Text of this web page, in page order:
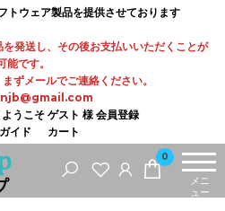
トウェア製品を提供させております
発送し、その後お支払いいただくことが
能です。
ずメールでご連絡ください。
ようこそ ゲスト 様 会員登録
イド
カート
0
メニ
ュー